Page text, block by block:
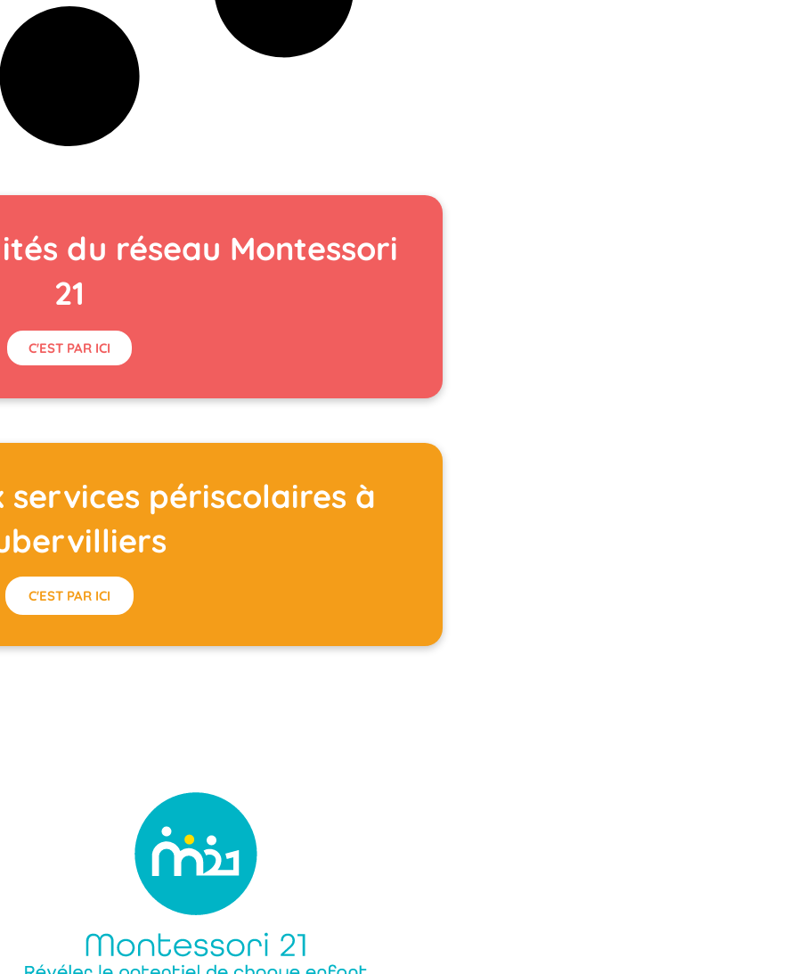
du réseau Montessori
21
C'EST PAR ICI
services périscolaires à
C'EST PAR ICI